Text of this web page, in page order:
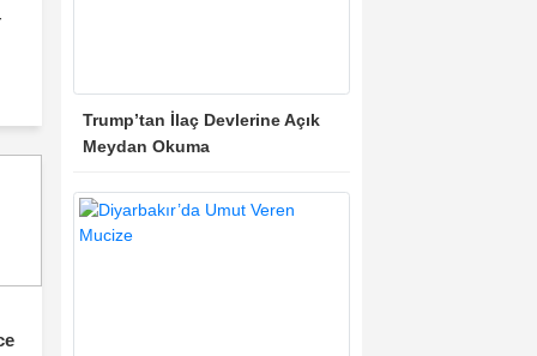
Trump’tan İlaç Devlerine Açık
Meydan Okuma